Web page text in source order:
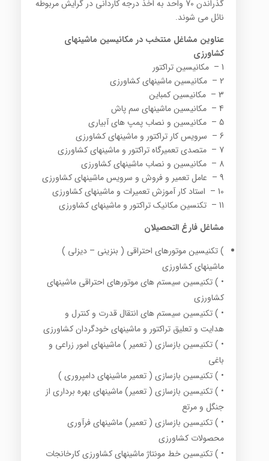
گذراندن 70 واحد به اخذ درجه کاردانی در گرایش مربوطه
نائل می شوند.
عناوین مشاغل منتخب در مکانیسین ماشینهای
کشاورزی
1 – مکانیسین تراکتور
2 – مکانیسین ماشینهای کشاورزی
3 – مکانیسین کمباین
4 – مکانیسین ماشینهای سم پاش
5 – مکانیسین و نصاب پمپ های آبیاری
6 – سرویس کار تراکتور و ماشینهای کشاورزی
7 – متصدی تعمیرگاه تراکتور و ماشینهای کشاورزی
8 – مکانیسین و نصاب ماشینهای کشاورزی
9 – عامل تعمیر و فروش و سرویس ماشینهای کشاورزی
10 – استاد کار آموزش تعمیرات و ماشینهای کشاورزی
11 – تکنسین مکانیک تراکتور و ماشینهای کشاورزی
مشاغل فارغ التحصیلان
) تکنیسین موتورهای احتراقی ( بنزینی – دیزلی )
ماشینهای کشاورزی
• ) تکنیسین سیستم های موتورهای احتراقی ماشینهای
کشاورزی
• ) تکنیسین سیستم های انتقال قدرت و کنترل و
هدایت و تعلیق تراکتور و ماشینهای خودگردان کشاورزی
• ) تکنیسین بازسازی ( تعمیر ) ماشینهای امور زراعی و
باغی
• ) تکنیسین بازسازی ( تعمیر ماشینهای دامپروری )
• ) تکنیسین بازسازی ( تعمیر) ماشینهای بهره برداری از
جنگل و مرتع
• ) تکنیسین بازسازی ( تعمیر) ماشینهای فرآوری
محصولات کشاورزی
• ) تکنیسین خط مونتاژ ماشینهای کشاورزی کارخانجات